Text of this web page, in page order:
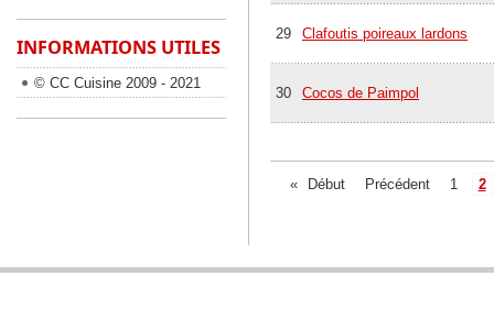
29 Clafoutis poireaux lardons
30 Cocos de Paimpol
« Début Précédent 1 2
INFORMATIONS UTILES
© CC Cuisine 2009 - 2021